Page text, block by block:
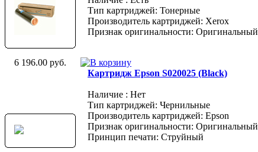
Тип картриджей: Тонерные
Производитель картриджей: Xerox
Признак оригинальности: Оригинальный
6 196.00 руб.
Картридж Epson S020025 (Black)
Наличие : Нет
Тип картриджей: Чернильные
Производитель картриджей: Epson
Признак оригинальности: Оригинальный
Принцип печати: Струйный